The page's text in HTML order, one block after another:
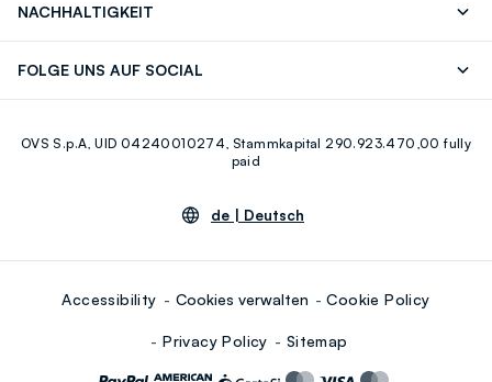
NACHHALTIGKEIT
FOLGE UNS AUF SOCIAL
Youtube Linkedin
OVS S.p.A, UID 04240010274, Stammkapital 290.923.470,00 fully
paid
de | Deutsch
Accessibility Cookies verwalten Cookie Policy
Privacy Policy Sitemap